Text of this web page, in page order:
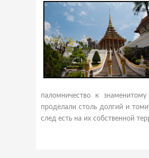
паломничество к
проделали столь долгий и
след есть на их собственной